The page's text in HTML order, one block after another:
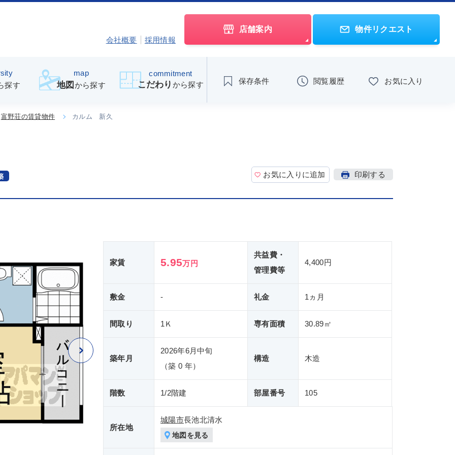
会社概要 採用情報
店舗案内 物件リクエスト
探す
map
地図 から探す
commitment
こだわり から探す 保存条件 閲覧履歴 お気に入り
富野荘の賃貸物件 カルム 新久
お気に入りに追加 印刷する
家賃 5.95万円
共益費・
管理費等
4,400円
敷金 - 礼金 1ヵ月
間取り 1Ｋ 専有面積 30.89㎡
築年月
2026年6月中旬
（築 0 年）
構造 木造
階数 1/2階建 部屋番号 105
所在地
城陽市長池北清水
地図を見る